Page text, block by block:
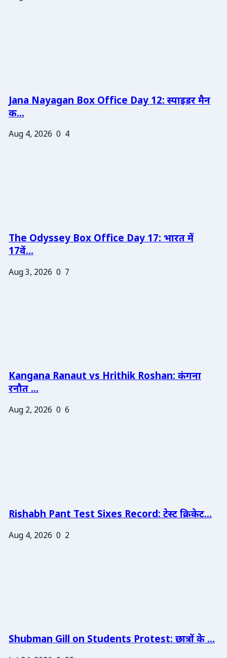
Jana Nayagan Box Office Day 12: स्पाइडर मैन
क...
Aug 4, 2026 0 4
The Odyssey Box Office Day 17: भारत में
17वें...
Aug 3, 2026 0 7
Kangana Ranaut vs Hrithik Roshan: कंगना
रनौत ...
Aug 2, 2026 0 6
Rishabh Pant Test Sixes Record: टेस्ट क्रिकेट...
Aug 4, 2026 0 2
Shubman Gill on Students Protest: छात्रों के ...